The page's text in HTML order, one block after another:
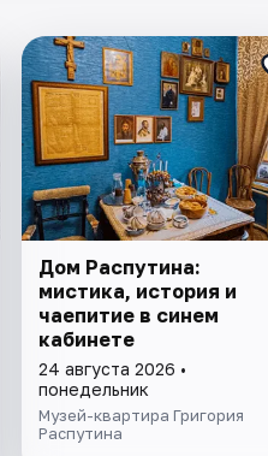
Дом Распутина:
мистика, история и
чаепитие в синем
кабинете
24 августа 2026 •
понедельник
Музей-квартира Григория
Распутина